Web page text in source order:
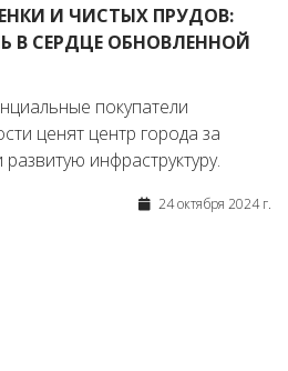
И ЧИСТЫХ ПРУДОВ:
В СЕРДЦЕ ОБНОВЛЕННОЙ
покупатели
ценят центр города за
инфраструктуру.
24 октября 2024 г.